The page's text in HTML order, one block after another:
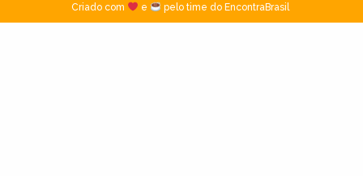
Criado com
e pelo time do EncontraBrasil